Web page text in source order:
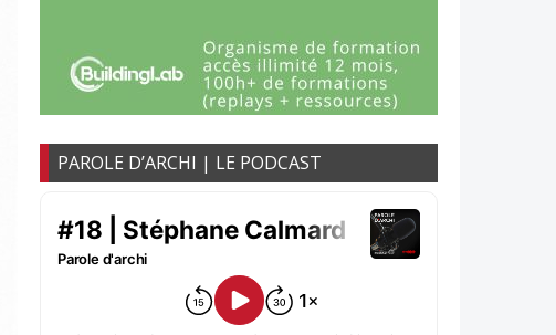
PAROLE D’ARCHI | LE PODCAST